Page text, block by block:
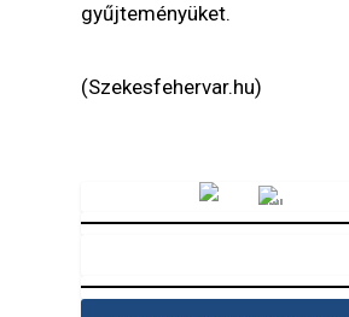
gyűjteményüket.
(Szekesfehervar.hu)